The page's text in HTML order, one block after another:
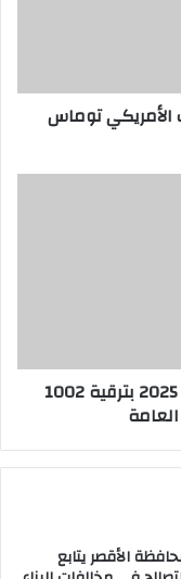
الأمريكي توماس
قرار الرئيس السيسي رقم 394 لسنة 2025 بترقية 1002
الأقصر يتابع